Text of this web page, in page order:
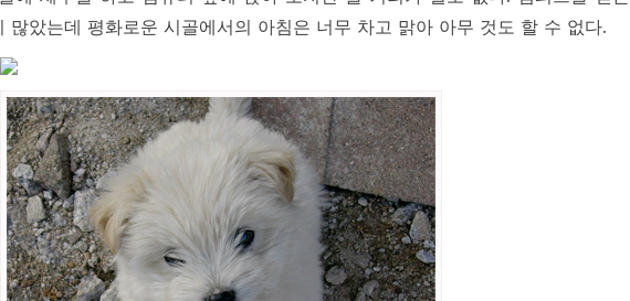
많았는데 평화로운 시골에서의 아침은 너무 차고 맑아 아무 것도 할 수 없다.